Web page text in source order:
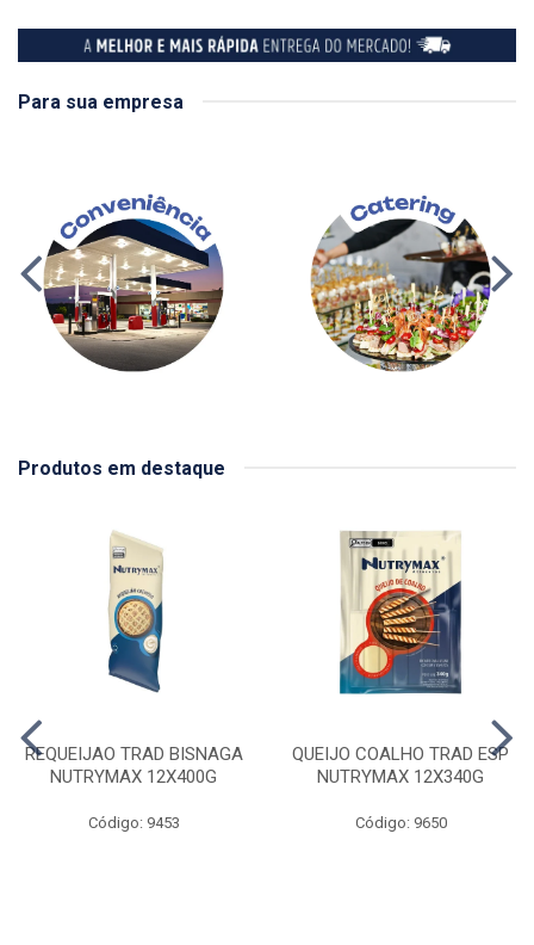
Para sua empresa
Produtos em destaque
REQUEIJAO TRAD BISNAGA
NUTRYMAX 12X400G
Código: 9453
QUEIJO COALHO TRAD ESP
NUTRYMAX 12X340G
Código: 9650